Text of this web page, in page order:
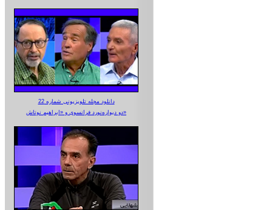
دانلود مجله تلویزیونی شماره 22
دو دیواره‌نورد فرانسوی و «ابراهیم نوتاش»